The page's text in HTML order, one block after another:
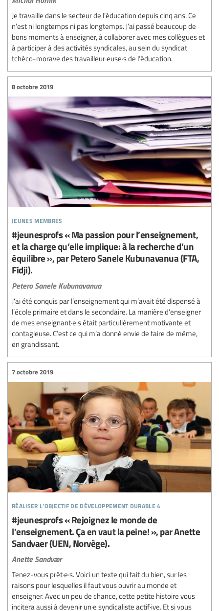
Je travaille dans le secteur de l’éducation depuis cinq ans. Ce
n’est ni longtemps ni pas longtemps. J’ai passé beaucoup de
bons moments à enseigner, à collaborer avec mes collègues et
à participer à des activités syndicales, au sein du syndicat
tchéco-morave des travailleur·euse·s de l’éducation.
jeunes membres
8 octobre 2019
#jeunesprofs « Ma passion pour l’enseignement,
et la charge qu’elle implique: à la recherche d’un
équilibre », par Petero Sanele Kubunavanua (FTA,
Fidji).
Petero Sanele Kubunavanua
J’ai été conquis par l’enseignement qui m’avait été dispensé à
l’école primaire et dans le secondaire. La manière d’enseigner
de mes enseignant·e·s était particulièrement motivante et
contagieuse. C’est ce qui m’a donné envie de faire de même,
en grandissant.
réaliser l’objectif de développement durable 4
7 octobre 2019
#jeunesprofs « Rejoignez le monde de
l’enseignement. Ça en vaut la peine! », par Anette
Sandvaer (UEN, Norvège).
Anette Sandvær
Tenez-vous prêt·e·s. Voici un texte qui fait du bien, sur les
raisons pour lesquelles il faut vous ouvrir au monde et
enseigner. Avec un peu de chance, cette petite histoire vous
incitera aussi à devenir un·e syndicaliste actif·ive. Et si vous